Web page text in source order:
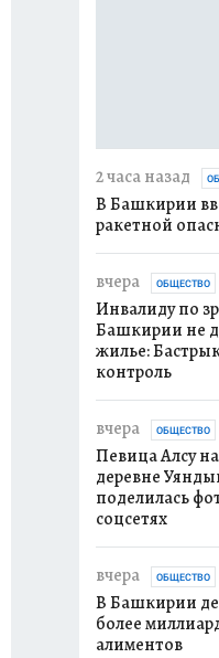
2 часа назад
В Башкирии
ракетной
вчера ОБЩЕСТВО
Инвалиду по
Башкирии не
жилье:
контроль
вчера ОБЩЕСТВО
Певица Алсу
деревне
поделилась
соцсетях
вчера ОБЩЕСТВО
В Башкирии
более
алиментов